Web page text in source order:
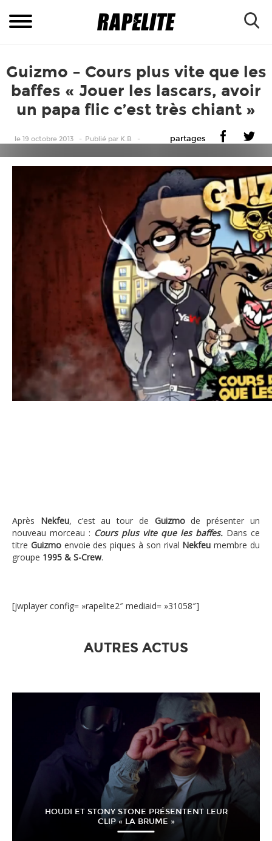
Guizmo – Cours plus vite que les
baffes « Jouer les lascars, avoir
un papa flic c’est très chiant »
le 19 octobre 2013 Publiépar K.B partages
Après Nekfeu, c’est au tour de Guizmode présenter un
nouveau morceau : Cours plus vite que les baffes. Dans ce
titre Guizmoenvoie des piques à son rival Nekfeu membre du
groupe 1995 & S-Crew.
[jwplayer config= »rapelite2″ mediaid= »31058″]
AUTRES ACTUS
HOUDI ET STONY STONE PRÉSENTENT LEUR
CLIP « LA BRUME »